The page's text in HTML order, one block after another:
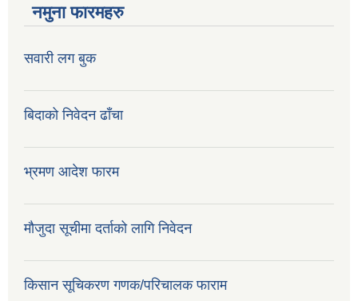
नमुना फारमहरु
सवारी लग बुक
बिदाको निवेदन ढाँचा
भ्रमण आदेश फारम
मौजुदा सूचीमा दर्ताको लागि निवेदन
किसान सूचिकरण गणक/परिचालक फाराम